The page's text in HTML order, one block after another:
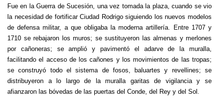
Fue en la Guerra de Sucesión, una vez tomada la plaza, cuando se vio
la necesidad de fortificar Ciudad Rodrigo siguiendo los nuevos modelos
de defensa militar, a que obligaba la moderna artillería.
Entre 1707 y
1710 se rebajaron los muros; se sustituyeron las almenas y merlones
por cañoneras; se amplió y pavimentó el adarve de la muralla,
facilitando el acceso de los cañones y los movimientos de las tropas;
se construyó todo el sistema de fosos, baluartes y revellines; se
distribuyeron a lo largo de la muralla garitas de vigilancia y se
afianzaron las bóvedas de las puertas del Conde, del Rey y del Sol.